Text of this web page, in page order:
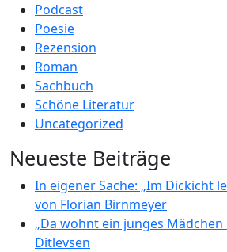
Podcast
Poesie
Rezension
Roman
Sachbuch
Schöne Literatur
Uncategorized
Neueste Beiträge
In eigener Sache: „Im Dickicht
von Florian Birnmeyer
„Da wohnt ein junges Mädchen
Ditlevsen